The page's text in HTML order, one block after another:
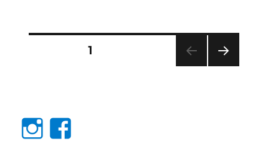
ペ
固定ページ1
Instagram